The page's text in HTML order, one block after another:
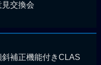
交換会
補正機能付きCLAS